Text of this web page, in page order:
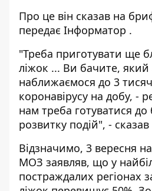
Про це він сказав на
передає Інформатор .
"Треба приготувати ще
ліжок ... Ви бачите, який
наближаємося до 3
коронавірусу на добу, -
нам треба готуватися до
розвитку подій", -
Відзначимо, 3 вересня
МОЗ заявляв, що у
постраждалих регіонах